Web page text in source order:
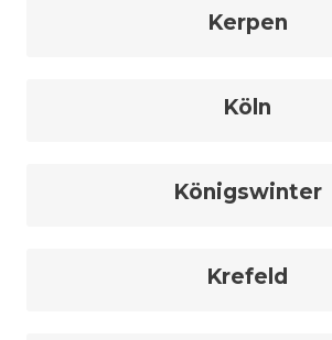
Kerpen
Köln
Königswinter
Krefeld